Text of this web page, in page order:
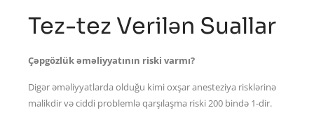
Tez-tez Verilən Suallar
Çəpgözlük əməliyyatının riski varmı?
Digər əməliyyatlarda olduğu kimi oxşar anesteziya risklərinə
malikdir və ciddi problemlə qarşılaşma riski 200 bində 1-dir.